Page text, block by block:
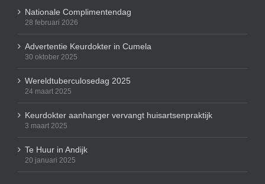
Nationale Complimentendag
28 februari 2026
Advertentie Keurdokter in Cumela
30 oktober 2025
Wereldtuberculosedag 2025
24 maart 2025
Keurdokter aanhanger vervangt huisartsenpraktijk
3 maart 2025
Te Huur in Andijk
20 januari 2025